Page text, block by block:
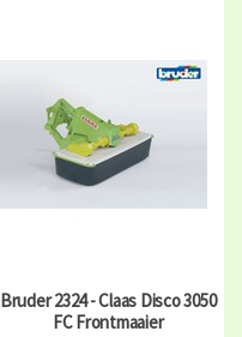
Bruder 2324 - Claas Disco 3050
FC Frontmaaier